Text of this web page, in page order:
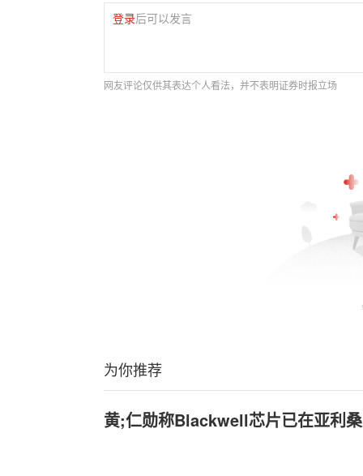
登录后可以发言
网友评论仅供其表达个人看法，并不表明证券时报立场
为你推荐
黄;仁勋称Blackwell芯片已在亚利